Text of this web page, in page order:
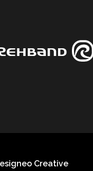
Creative